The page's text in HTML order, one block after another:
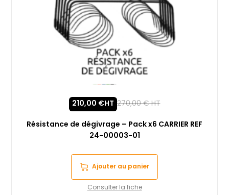
Résistance de dégivrage – Pack x6 CARRIER REF
24-00003-01
210,00 €HT 270,00€HT
Ajouter au panier
Consulter la fiche